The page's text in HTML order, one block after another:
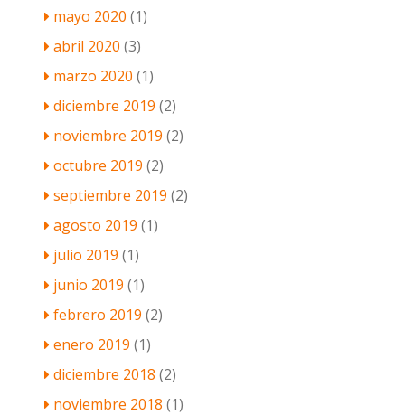
mayo 2020 (1)
abril 2020 (3)
marzo 2020 (1)
diciembre 2019 (2)
noviembre 2019 (2)
octubre 2019 (2)
septiembre 2019 (2)
agosto 2019 (1)
julio 2019 (1)
junio 2019 (1)
febrero 2019 (2)
enero 2019 (1)
diciembre 2018 (2)
noviembre 2018 (1)